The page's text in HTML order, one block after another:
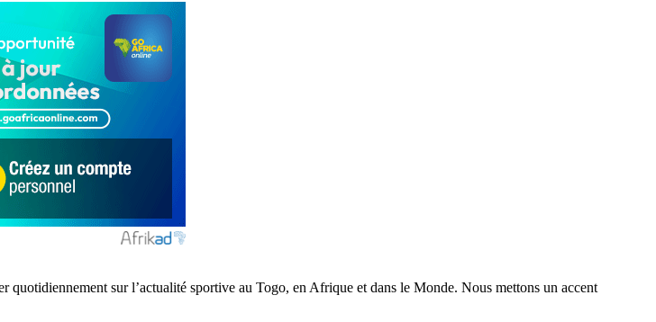
sur l’actualité sportive au Togo, en Afrique et dans le Monde. Nous mettons un accent